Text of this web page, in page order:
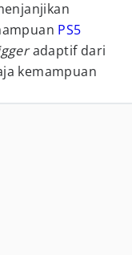
PS5
adaptif dari
kemampuan